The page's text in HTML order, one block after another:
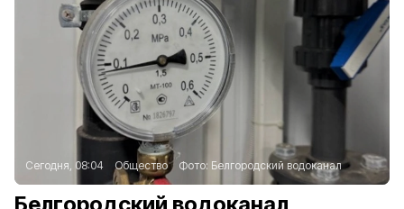
Сегодня, 08:04 Общество Фото: Белгородский водоканал